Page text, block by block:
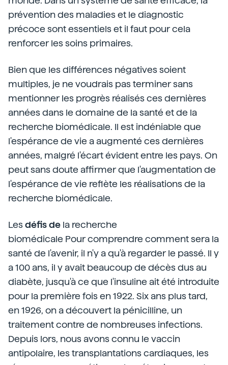
prévention des maladies et le diagnostic
précoce sont essentiels et il faut pour cela
renforcer les soins primaires.
Bien que les différences négatives soient
multiples, je ne voudrais pas terminer sans
mentionner les progrès réalisés ces dernières
années dans le domaine de la santé et de la
recherche biomédicale. Il est indéniable que
l'espérance de vie a augmenté ces dernières
années, malgré l'écart évident entre les pays. On
peut sans doute affirmer que l'augmentation de
l'espérance de vie reflète les réalisations de la
recherche biomédicale.
Lesdéfis de la recherche
biomédicale Pour comprendre comment sera la
santé de l'avenir, il n'y a qu'à regarder le passé. Il y
a 100 ans, il y avait beaucoup de décès dus au
diabète, jusqu'à ce que l'insuline ait été introduite
pour la première fois en 1922. Six ans plus tard,
en 1926, on a découvert la pénicilline, un
traitement contre de nombreuses infections.
Depuis lors, nous avons connu le vaccin
antipolaire, les transplantations cardiaques, les